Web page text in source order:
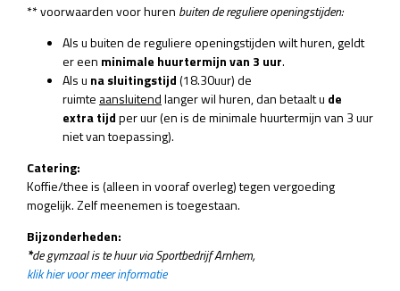
** voorwaarden voor huren buiten de reguliere openingstijden:
Als u buiten de reguliere openingstijden wilt huren, geldt
er een minimale huurtermijn van 3 uur.
Als u na sluitingstijd(18.30uur) de
ruimte aansluitendlanger wil huren, dan betaalt u de
extra tijdper uur (en is de minimale huurtermijn van 3 uur
niet van toepassing).
Catering:
Koffie/thee is (alleen in vooraf overleg) tegen vergoeding
mogelijk. Zelf meenemen is toegestaan.
Bijzonderheden:
*de gymzaal is te huur via Sportbedrijf Arnhem,
klik hier voor meer informatie